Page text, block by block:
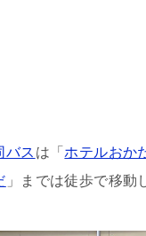
バス は「 ホテルおか
」までは徒歩で移動